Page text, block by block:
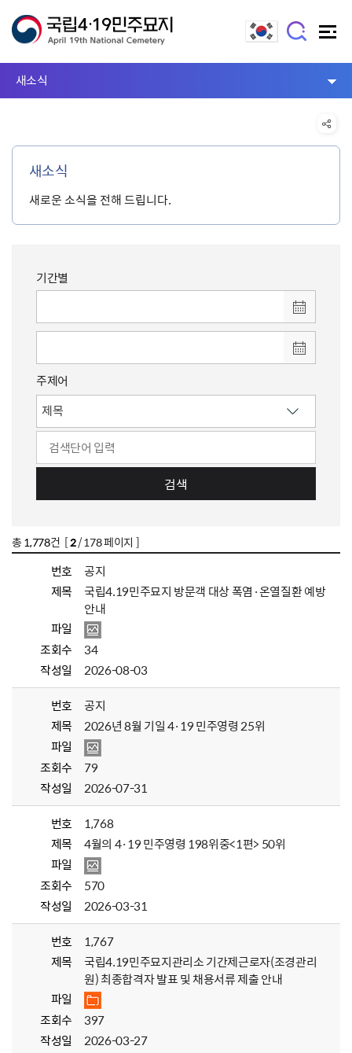
새소식
새소식
새로운 소식을 전해 드립니다.
기간별
주제어
검색
총 1,778건 [2/ 178 페이지 ]
번호
공지
제목
국립4.19민주묘지 방문객 대상 폭염·온열질환 예방
안내
파일
조회수
34
작성일
2026-08-03
번호
공지
제목
2026년 8월 기일 4·19 민주영령 25위
파일
조회수
79
작성일
2026-07-31
번호
1,768
제목
4월의 4·19 민주영령 198위중<1편> 50위
파일
조회수
570
작성일
2026-03-31
번호
1,767
제목
국립4.19민주묘지관리소 기간제근로자(조경관리
원) 최종합격자 발표 및 채용서류 제출 안내
파일
조회수
397
작성일
2026-03-27